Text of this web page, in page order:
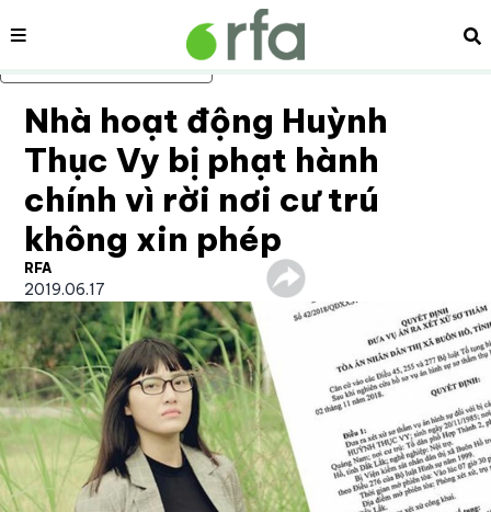
Bỏ qua nội dung chính
Nội dung
Nhà hoạt động Huỳnh
Thục Vy bị phạt hành
chính vì rời nơi cư trú
không xin phép
RFA
2019.06.17